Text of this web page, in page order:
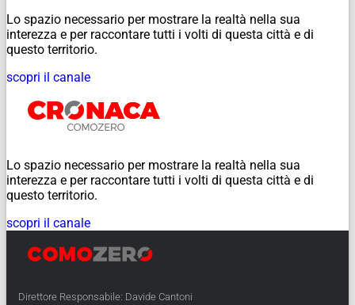
Lo spazio necessario per mostrare la realtà nella sua
interezza e per raccontare tutti i volti di questa città e di
questo territorio.
scopri il canale
Lo spazio necessario per mostrare la realtà nella sua
interezza e per raccontare tutti i volti di questa città e di
questo territorio.
scopri il canale
Direttore Responsabile: Davide Cantoni